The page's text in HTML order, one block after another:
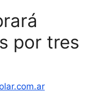
por tres